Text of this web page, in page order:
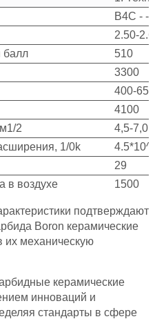
B4C - -
2.50-
балл
510
3300
400-650
4100
2
4,5-7,0
1/0k
29
в воздухе
1500
подтверждают
Boron керамические
их механическую
керамические
инноваций и
стандарты в сфере